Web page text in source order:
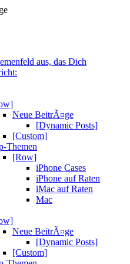
aus, das Dich
Neue BeitrÃ¤ge
[Dynamic Posts]
[Custom]
Themen
[Row]
iPhone Cases
iPhone auf Raten
iMac auf Raten
Mac
Neue BeitrÃ¤ge
[Dynamic Posts]
[Custom]